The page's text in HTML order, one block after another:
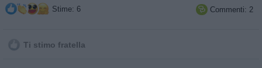
Stime: 6  Commenti: 2
Ti stimo fratella